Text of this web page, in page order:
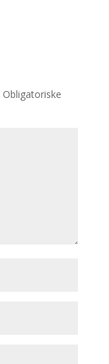
Obligatoriske